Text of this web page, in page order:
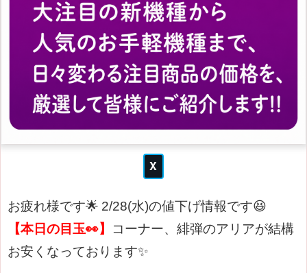
お疲れ様です🌟 2/28(水)の値下げ情報です😆
【本日の目玉👀】
コーナー、緋弾のアリアが結構
お安くなっております✨